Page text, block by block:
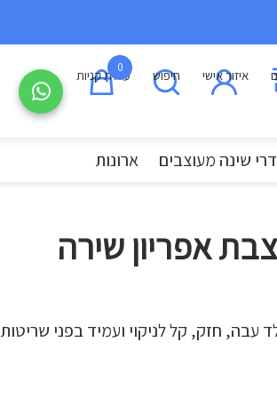
איזור אישי חיפוש 0
עגלת קניות
שינה מעוצבים ארונות
אפריון שירה
עבה, חזק, קל לניקוי ועמיד בפני שריטות